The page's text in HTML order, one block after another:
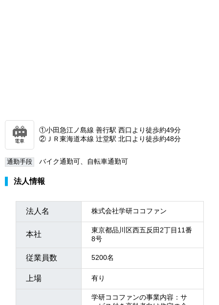
電車
①小田急江ノ島線 善行駅 西口より徒歩約49分
②ＪＲ東海道本線 辻堂駅 北口より徒歩約48分
通勤手段 バイク通勤可、自転車通勤可
法人情報
法人名 株式会社学研ココファン
本社
東京都品川区西五反田2丁目11番
8号
従業員数 5200名
上場 有り
学研ココファンの事業内容：サ